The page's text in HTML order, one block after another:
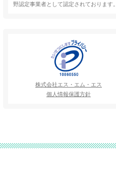
野認定事業者として認定されております。
株式会社エス・エム・エス
個人情報保護方針